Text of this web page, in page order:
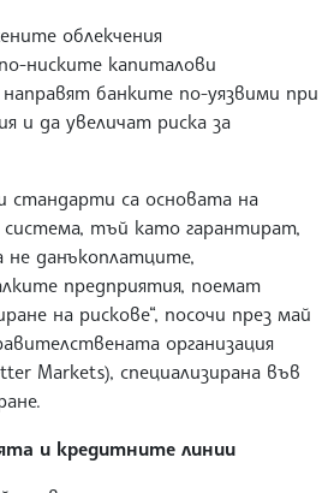
облекчения
ниските капиталови
банките по-уязвими при
и да увеличат риска за
стандарти са основата на
система, тъй като гарантират,
не данъкоплатците,
предприятия, поемат
на рискове“, посочи през май
организация
Markets), специализирана във
и кредитните линии